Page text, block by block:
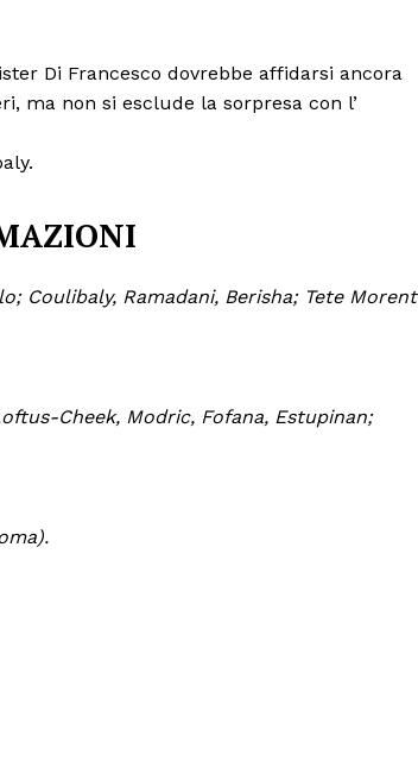
Di Francesco dovrebbe affidarsi ancora
ma non si esclude la sorpresa con l’
Coulibaly, Ramadani, Berisha; Tete
Cheek, Modric, Fofana, Estupinan;